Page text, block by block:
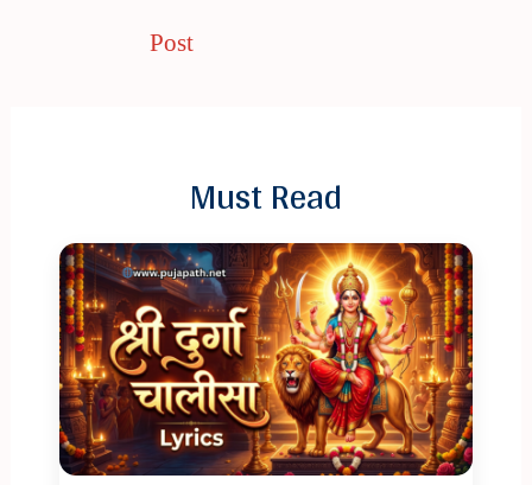
Post
Must Read